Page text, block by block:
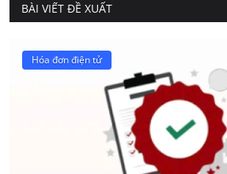
BÀI VIẾT ĐỀ XUẤT
Hóa đơn điện tử